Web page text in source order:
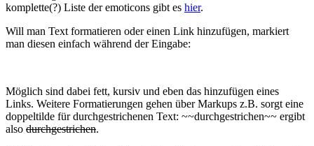
komplette(?) Liste der emoticons gibt es hier.
Will man Text formatieren oder einen Link hinzufügen, markiert
man diesen einfach während der Eingabe:
Möglich sind dabei fett, kursiv und eben das hinzufügen eines
Links. Weitere Formatierungen gehen über Markups z.B. sorgt eine
doppeltilde für durchgestrichenen Text: ~~durchgestrichen~~ ergibt
also durchgestrichen.